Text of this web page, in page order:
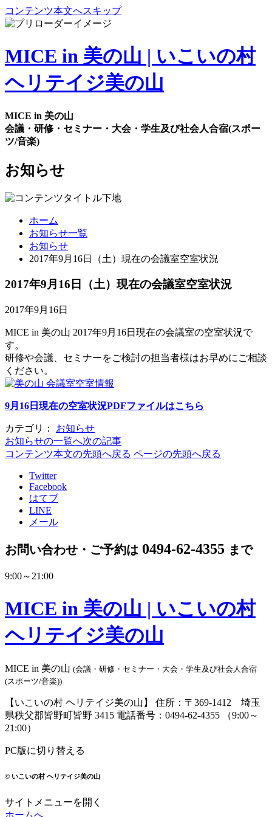
コンテンツ本文へスキップ
MICE in 美の山 | いこいの村
ヘリテイジ美の山
MICE in 美の山
会議・研修・セミナー・大会・学生及び社会人合宿(スポー
ツ/音楽)
お知らせ
ホーム
お知らせ一覧
お知らせ
2017年9月16日（土）現在の会議室空室状況
2017年9月16日（土）現在の会議室空室状況
2017年9月16日
MICE in 美の山 2017年9月16日現在の会議室の空室状況で
す。
研修や会議、セミナーをご検討の担当者様はお早めにご相談
ください。
9月16日現在の空室状況PDFファイルはこちら
カテゴリ： お知らせ
お知らせの一覧へ次の記事
コンテンツ本文の先頭へ戻る ページの先頭へ戻る
Twitter
Facebook
はてブ
LINE
メール
お問い合わせ・ご予約は 0494-62-4355 まで
9:00～21:00
MICE in 美の山 | いこいの村
ヘリテイジ美の山
MICE in 美の山 (会議・研修・セミナー・大会・学生及び社会人合宿
(スポーツ/音楽))
【いこいの村 ヘリテイジ美の山】
住所：〒369-1412 埼玉
県秩父郡皆野町皆野 3415 電話番号：0494-62-4355 （9:00～
21:00）
PC版に切り替える
© いこいの村 ヘリテイジ美の山
サイトメニューを開く
ホームへ